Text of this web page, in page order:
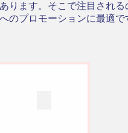
ります。そこで注目され
のプロモーションに最適